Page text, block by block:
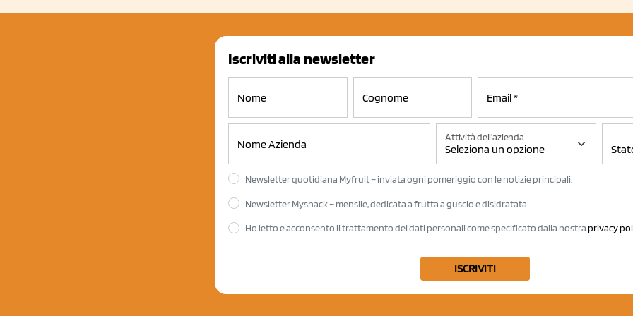
Iscriviti alla newsletter
Attività dell'azienda
Newsletter quotidiana Myfruit – inviata ogni pomeriggio con le notizie principali.
Newsletter Mysnack – mensile, dedicata a frutta a guscio e disidratata
Ho letto e acconsento il trattamento dei dati personali come specificato dalla nostra privacy
ISCRIVITI